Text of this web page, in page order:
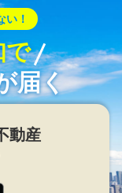
い！
で
届く
動産